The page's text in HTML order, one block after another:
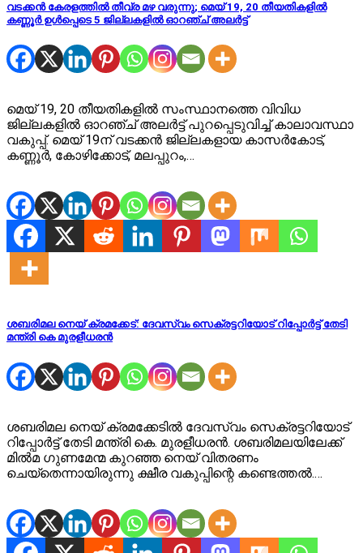
വടക്കൻ കേരളത്തിൽ തീവ്ര മഴ വരുന്നു; മെയ് 19, 20 തീയതികളിൽ
കണ്ണൂർ ഉൾപ്പെടെ 5 ജില്ലകളിൽ ഓറഞ്ച് അലർട്ട്
മെയ് 19, 20 തീയതികളിൽ സംസ്ഥാനത്തെ വിവിധ
ജില്ലകളിൽ ഓറഞ്ച് അലർട്ട് പുറപ്പെടുവിച്ച് കാലാവസ്ഥാ
വകുപ്പ്. മെയ് 19ന് വടക്കൻ ജില്ലകളായ കാസർകോട്,
കണ്ണൂർ, കോഴിക്കോട്, മലപ്പുറം,…
ശബരിമല നെയ് ക്രമക്കേട്: ദേവസ്വം സെക്രട്ടറിയോട് റിപ്പോർട്ട് തേടി
മന്ത്രി കെ മുരളീധരൻ
ശബരിമല നെയ് ക്രമക്കേടിൽ ദേവസ്വം സെക്രട്ടറിയോട്
റിപ്പോർട്ട് തേടി മന്ത്രി കെ. മുരളീധരൻ. ശബരിമലയിലേക്ക്
മിൽമ ഗുണമേന്മ കുറഞ്ഞ നെയ് വിതരണം
ചെയ്തെന്നായിരുന്നു ക്ഷീര വകുപ്പിന്റെ കണ്ടെത്തൽ.…